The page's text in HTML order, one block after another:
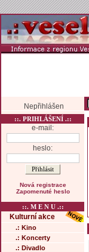
Nepřihlášen
::. PRIHLÁŠENÍ .::
e-mail:
heslo:
Nová registrace
Zapomenuté heslo
::. M E N U .::
Kulturní akce
.: Kino
.: Koncerty
.: Divadlo